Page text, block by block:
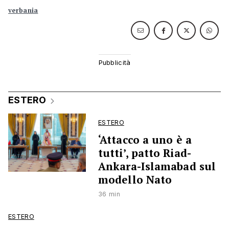
verbania
ESTERO
ESTERO
‘Attacco a uno è a
tutti’, patto Riad-
Ankara-Islamabad sul
modello Nato
36 min
ESTERO